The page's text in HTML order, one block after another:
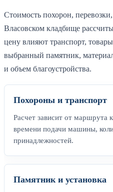
Стоимость похорон,
Власовском кладбище
цену влияют транспорт,
выбранный памятник,
и объем благоустройства.
Похороны и транспорт
Расчет зависит от маршрута
времени подачи машины,
принадлежностей.
Памятник и установка